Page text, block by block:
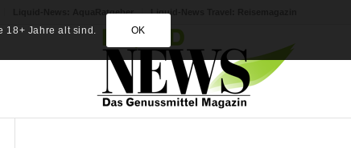
Liquid-News: AquaRatgeber Liquid-News Travel: Reisemagazin
18+ Jahre alt sind. OK